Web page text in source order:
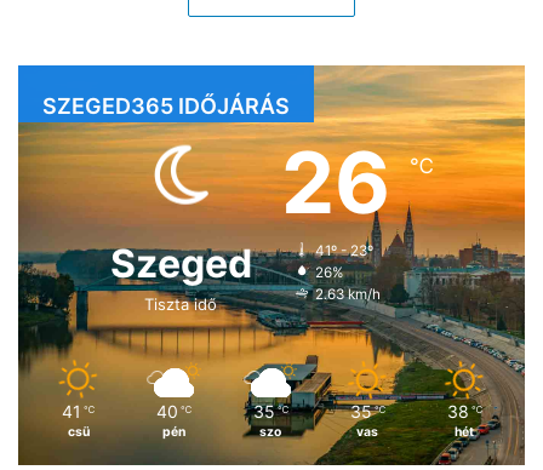
SZEGED365 IDŐJÁRÁS
Szeged
Tiszta idő
26℃
41º - 23º
26%
2.63 km/h
41 ℃
csü
40 ℃
pén
35 ℃
szo
35 ℃
vas
38 ℃
hét